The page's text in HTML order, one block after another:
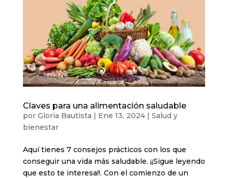
Claves para una alimentación saludable
por Gloria Bautista | Ene 13, 2024| Salud y
bienestar
Aquí tienes 7 consejos prácticos con los que
conseguir una vida más saludable. ¡¡Sigue leyendo
que esto te interesa!!. Con el comienzo de un